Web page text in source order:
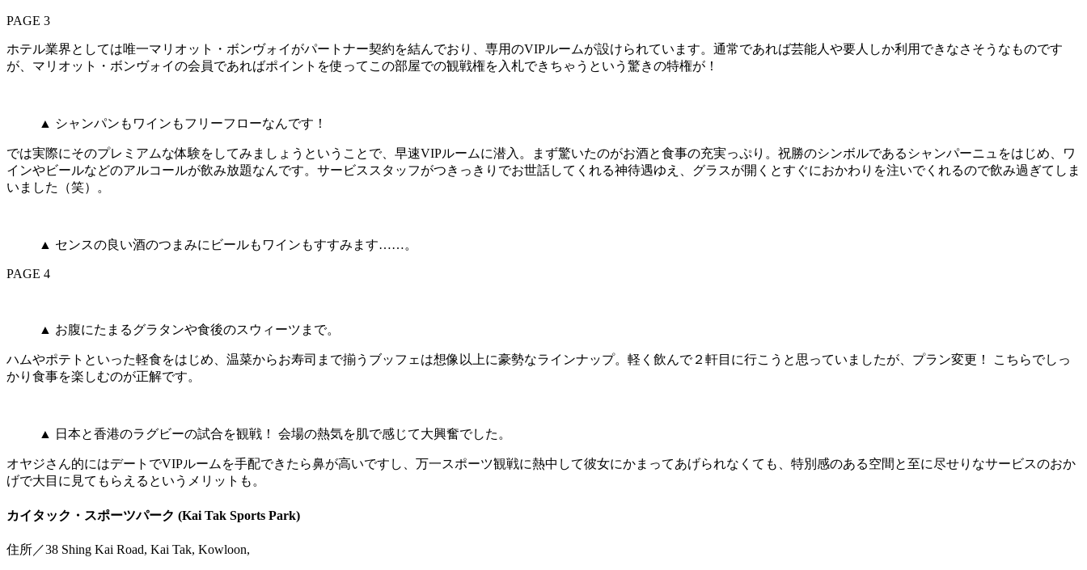
PAGE 3
ホテル業界としては唯一マリオット・ボンヴォイがパートナー契約を結んでおり、専用のVIPルームが設けられています。通常であれば芸能人や要人しか利用できなさそうなものです
が、マリオット・ボンヴォイの会員であればポイントを使ってこの部屋での観戦権を入札できちゃうという驚きの特権が！
▲ シャンパンもワインもフリーフローなんです！
では実際にそのプレミアムな体験をしてみましょうということで、早速VIPルームに潜入。まず驚いたのがお酒と食事の充実っぷり。祝勝のシンボルであるシャンパーニュをはじめ、ワ
インやビールなどのアルコールが飲み放題なんです。サービススタッフがつきっきりでお世話してくれる神待遇ゆえ、グラスが開くとすぐにおかわりを注いでくれるので飲み過ぎてしま
いました（笑）。
▲ センスの良い酒のつまみにビールもワインもすすみます……。
PAGE 4
▲ お腹にたまるグラタンや食後のスウィーツまで。
ハムやポテトといった軽食をはじめ、温菜からお寿司まで揃うブッフェは想像以上に豪勢なラインナップ。軽く飲んで２軒目に行こうと思っていましたが、プラン変更！ こちらでしっ
かり食事を楽しむのが正解です。
▲ 日本と香港のラグビーの試合を観戦！ 会場の熱気を肌で感じて大興奮でした。
オヤジさん的にはデートでVIPルームを手配できたら鼻が高いですし、万一スポーツ観戦に熱中して彼女にかまってあげられなくても、特別感のある空間と至に尽せりなサービスのおか
げで大目に見てもらえるというメリットも。
カイタック・スポーツパーク (Kai Tak Sports Park)
住所／38 Shing Kai Road, Kai Tak, Kowloon,